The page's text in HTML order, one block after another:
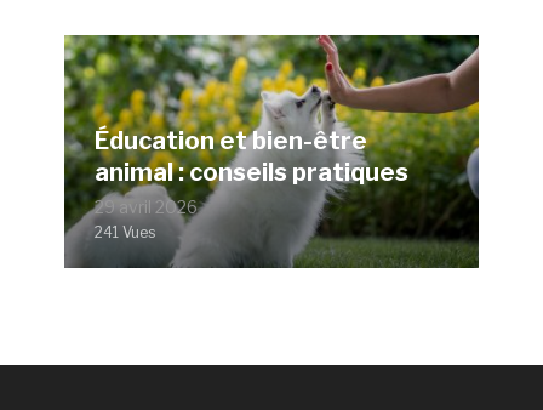
Éducation et bien-être
animal : conseils pratiques
29 avril 2026
241 Vues